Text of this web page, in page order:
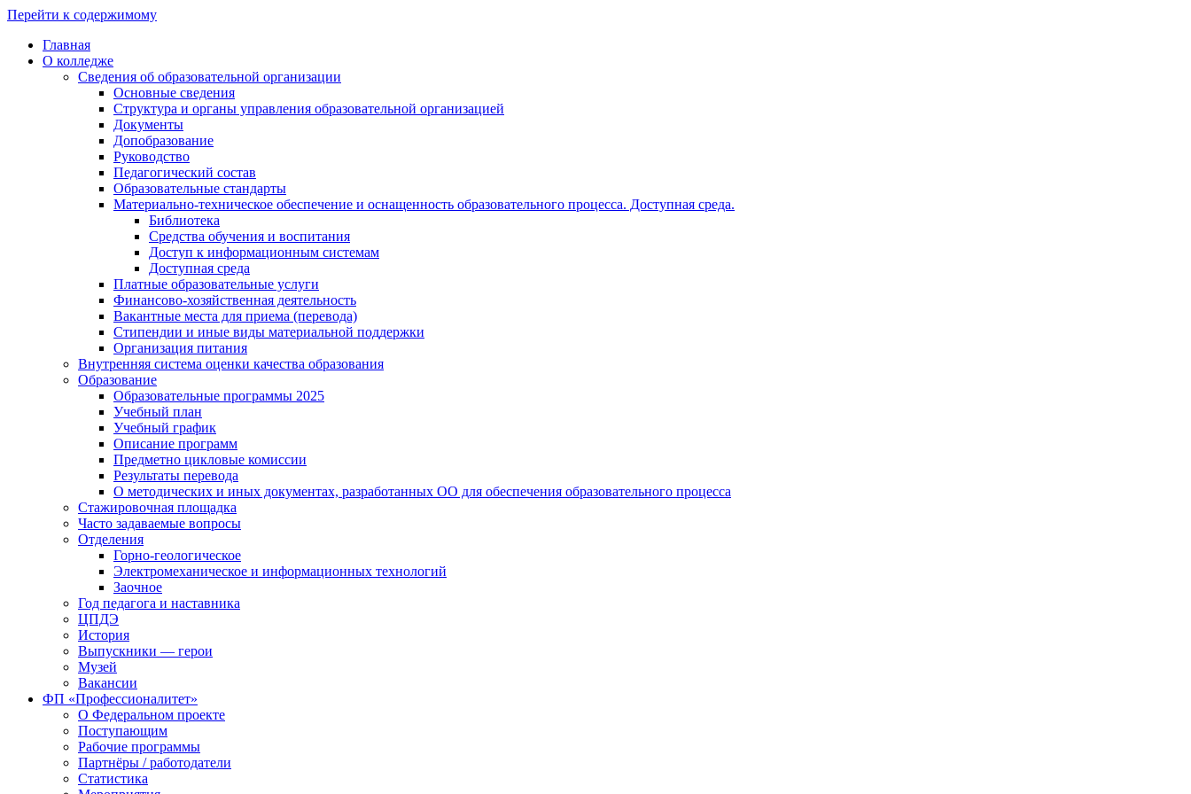
Перейти к содержимому
Главная
О колледже
Сведения об образовательной организации
Основные сведения
Структура и органы управления образовательной организацией
Документы
Допобразование
Руководство
Педагогический состав
Образовательные стандарты
Материально-техническое обеспечение и оснащенность образовательного процесса. Доступная среда.
Библиотека
Средства обучения и воспитания
Доступ к информационным системам
Доступная среда
Платные образовательные услуги
Финансово-хозяйственная деятельность
Вакантные места для приема (перевода)
Стипендии и иные виды материальной поддержки
Организация питания
Внутренняя система оценки качества образования
Образование
Образовательные программы 2025
Учебный план
Учебный график
Описание программ
Предметно цикловые комиссии
Результаты перевода
О методических и иных документах, разработанных ОО для обеспечения образовательного процесса
Стажировочная площадка
Часто задаваемые вопросы
Отделения
Горно-геологическое
Электромеханическое и информационных технологий
Заочное
Год педагога и наставника
ЦПДЭ
История
Выпускники — герои
Музей
Вакансии
ФП «Профессионалитет»
О Федеральном проекте
Поступающим
Рабочие программы
Партнёры / работодатели
Статистика